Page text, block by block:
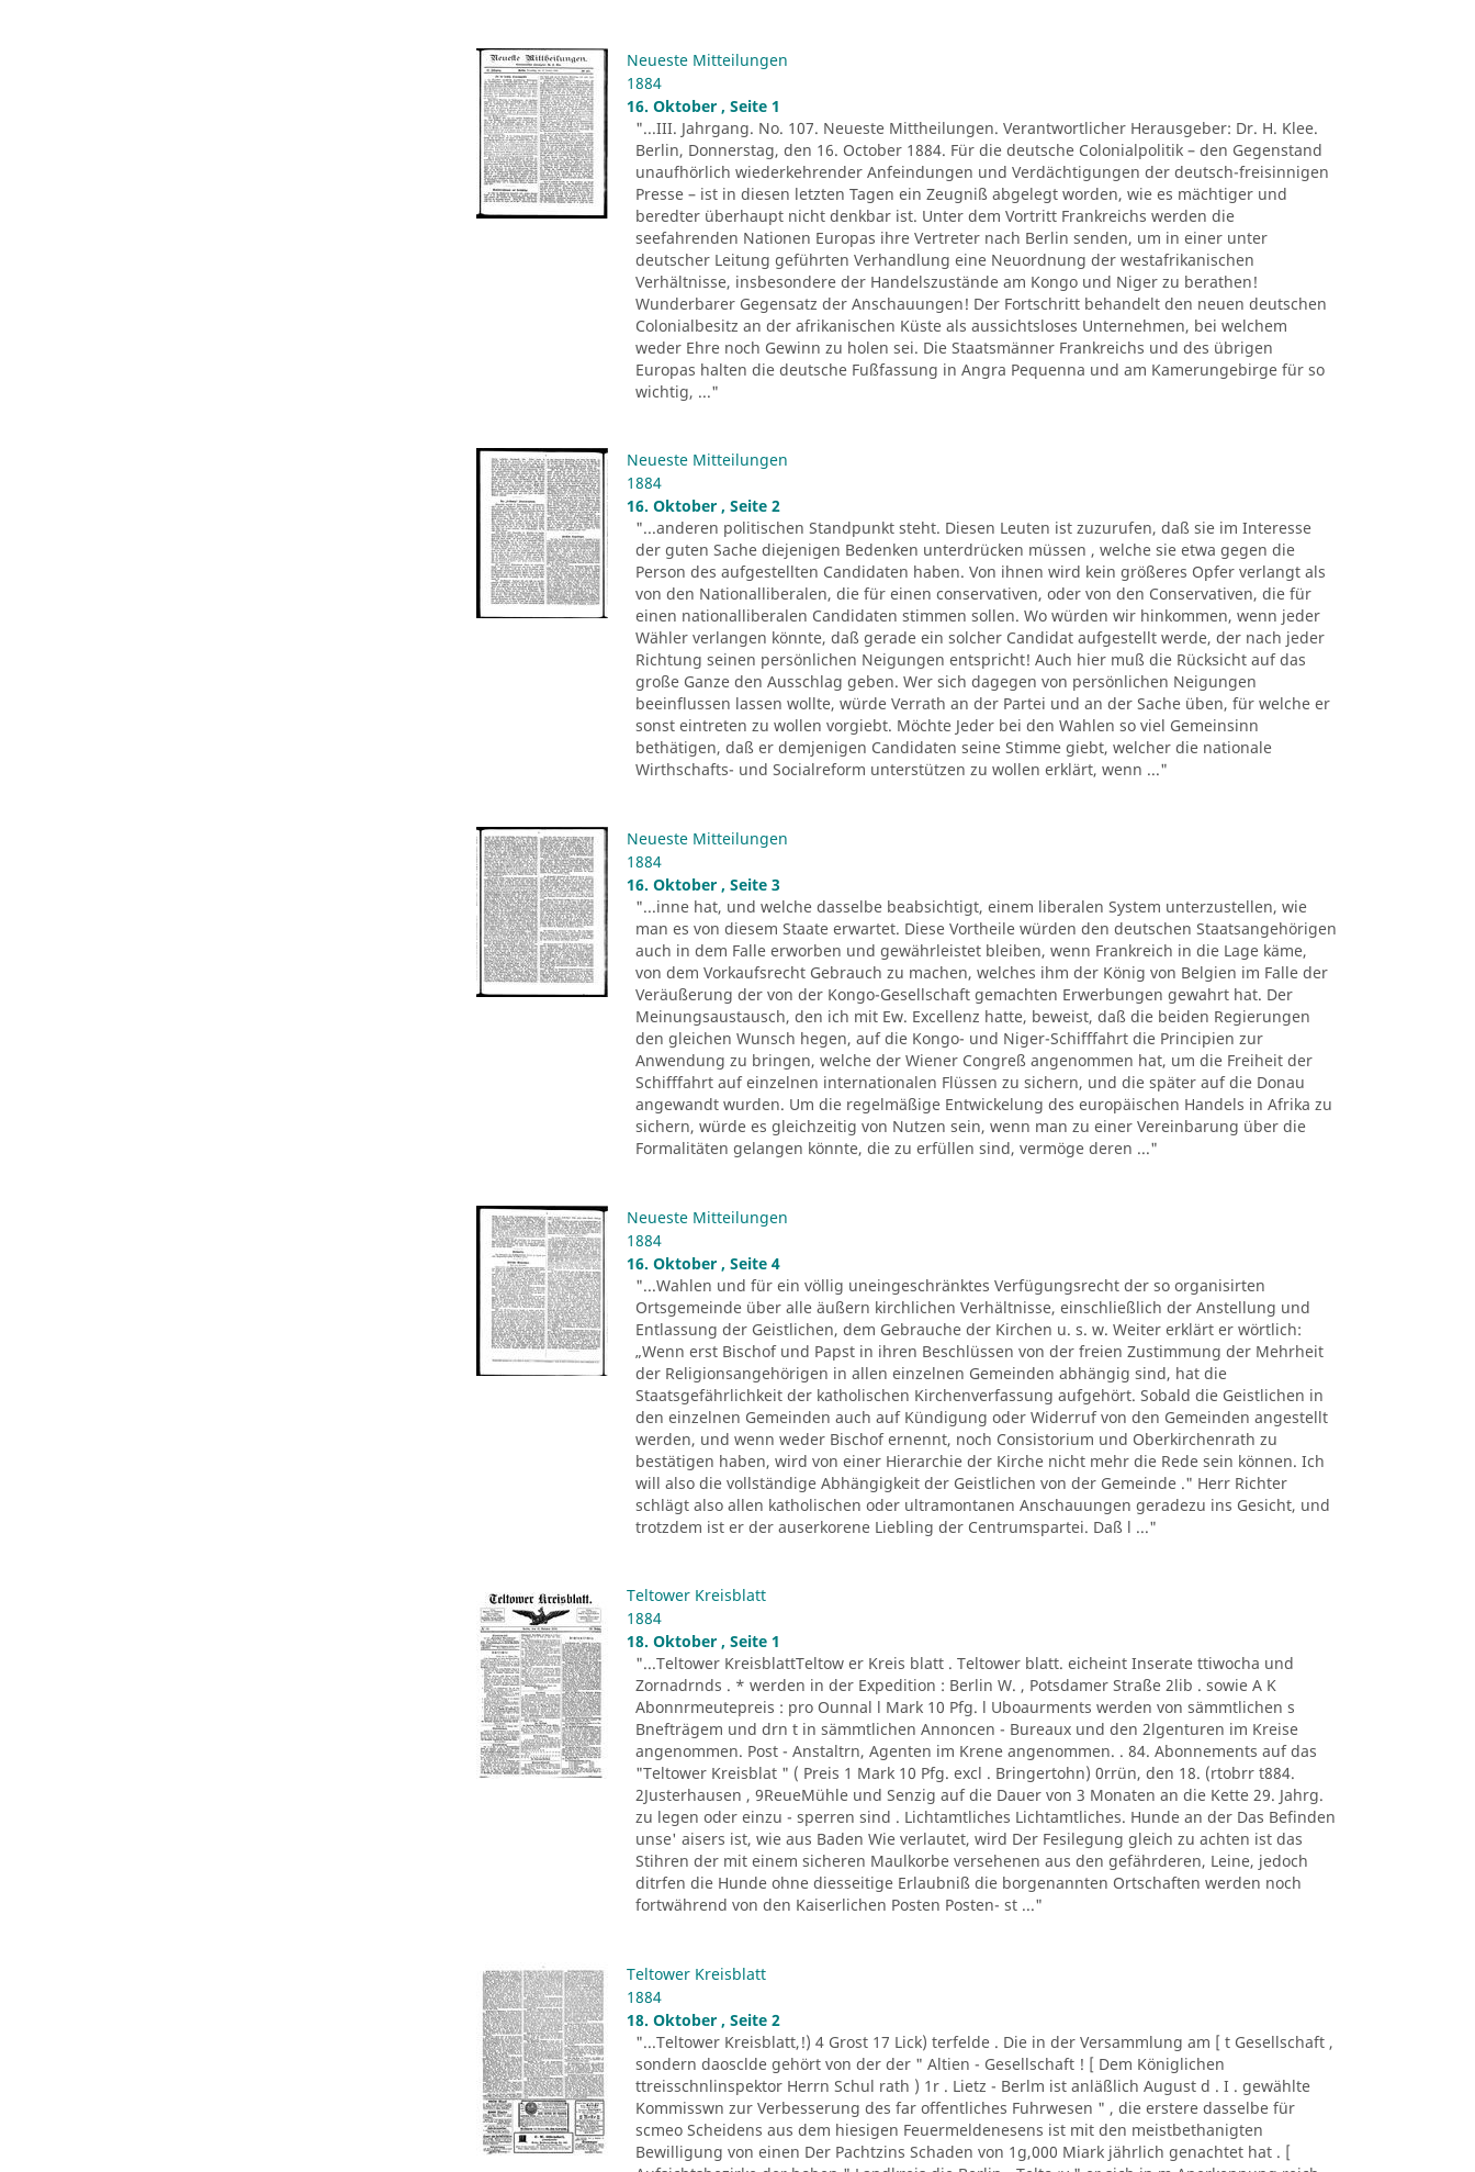
Neueste Mitteilungen
1884
16. Oktober , Seite 1
"...III. Jahrgang. No. 107. Neueste Mittheilungen. Verantwortlicher Herausgeber: Dr. H. Klee.
Berlin, Donnerstag, den 16. October 1884. Für die deutsche Colonialpolitik – den Gegenstand
unaufhörlich wiederkehrender Anfeindungen und Verdächtigungen der deutsch-freisinnigen
Presse – ist in diesen letzten Tagen ein Zeugniß abgelegt worden, wie es mächtiger und
beredter überhaupt nicht denkbar ist. Unter dem Vortritt Frankreichs werden die
seefahrenden Nationen Europas ihre Vertreter nach Berlin senden, um in einer unter
deutscher Leitung geführten Verhandlung eine Neuordnung der westafrikanischen
Verhältnisse, insbesondere der Handelszustände am Kongo und Niger zu berathen!
Wunderbarer Gegensatz der Anschauungen! Der Fortschritt behandelt den neuen deutschen
Colonialbesitz an der afrikanischen Küste als aussichtsloses Unternehmen, bei welchem
weder Ehre noch Gewinn zu holen sei. Die Staatsmänner Frankreichs und des übrigen
Europas halten die deutsche Fußfassung in Angra Pequenna und am Kamerungebirge für so
wichtig, ..."
Neueste Mitteilungen
1884
16. Oktober , Seite 2
"...anderen politischen Standpunkt steht. Diesen Leuten ist zuzurufen, daß sie im Interesse
der guten Sache diejenigen Bedenken unterdrücken müssen , welche sie etwa gegen die
Person des aufgestellten Candidaten haben. Von ihnen wird kein größeres Opfer verlangt als
von den Nationalliberalen, die für einen conservativen, oder von den Conservativen, die für
einen nationalliberalen Candidaten stimmen sollen. Wo würden wir hinkommen, wenn jeder
Wähler verlangen könnte, daß gerade ein solcher Candidat aufgestellt werde, der nach jeder
Richtung seinen persönlichen Neigungen entspricht! Auch hier muß die Rücksicht auf das
große Ganze den Ausschlag geben. Wer sich dagegen von persönlichen Neigungen
beeinflussen lassen wollte, würde Verrath an der Partei und an der Sache üben, für welche er
sonst eintreten zu wollen vorgiebt. Möchte Jeder bei den Wahlen so viel Gemeinsinn
bethätigen, daß er demjenigen Candidaten seine Stimme giebt, welcher die nationale
Wirthschafts- und Socialreform unterstützen zu wollen erklärt, wenn ..."
Neueste Mitteilungen
1884
16. Oktober , Seite 3
"...inne hat, und welche dasselbe beabsichtigt, einem liberalen System unterzustellen, wie
man es von diesem Staate erwartet. Diese Vortheile würden den deutschen Staatsangehörigen
auch in dem Falle erworben und gewährleistet bleiben, wenn Frankreich in die Lage käme,
von dem Vorkaufsrecht Gebrauch zu machen, welches ihm der König von Belgien im Falle der
Veräußerung der von der Kongo-Gesellschaft gemachten Erwerbungen gewahrt hat. Der
Meinungsaustausch, den ich mit Ew. Excellenz hatte, beweist, daß die beiden Regierungen
den gleichen Wunsch hegen, auf die Kongo- und Niger-Schifffahrt die Principien zur
Anwendung zu bringen, welche der Wiener Congreß angenommen hat, um die Freiheit der
Schifffahrt auf einzelnen internationalen Flüssen zu sichern, und die später auf die Donau
angewandt wurden. Um die regelmäßige Entwickelung des europäischen Handels in Afrika zu
sichern, würde es gleichzeitig von Nutzen sein, wenn man zu einer Vereinbarung über die
Formalitäten gelangen könnte, die zu erfüllen sind, vermöge deren ..."
Neueste Mitteilungen
1884
16. Oktober , Seite 4
"...Wahlen und für ein völlig uneingeschränktes Verfügungsrecht der so organisirten
Ortsgemeinde über alle äußern kirchlichen Verhältnisse, einschließlich der Anstellung und
Entlassung der Geistlichen, dem Gebrauche der Kirchen u. s. w. Weiter erklärt er wörtlich:
„Wenn erst Bischof und Papst in ihren Beschlüssen von der freien Zustimmung der Mehrheit
der Religionsangehörigen in allen einzelnen Gemeinden abhängig sind, hat die
Staatsgefährlichkeit der katholischen Kirchenverfassung aufgehört. Sobald die Geistlichen in
den einzelnen Gemeinden auch auf Kündigung oder Widerruf von den Gemeinden angestellt
werden, und wenn weder Bischof ernennt, noch Consistorium und Oberkirchenrath zu
bestätigen haben, wird von einer Hierarchie der Kirche nicht mehr die Rede sein können. Ich
will also die vollständige Abhängigkeit der Geistlichen von der Gemeinde ." Herr Richter
schlägt also allen katholischen oder ultramontanen Anschauungen geradezu ins Gesicht, und
trotzdem ist er der auserkorene Liebling der Centrumspartei. Daß l ..."
Teltower Kreisblatt
1884
18. Oktober , Seite 1
"...Teltower KreisblattTeltow er Kreis blatt . Teltower blatt. eicheint Inserate ttiwocha und
Zornadrnds . * werden in der Expedition : Berlin W. , Potsdamer Straße 2lib . sowie A K
Abonnrmeutepreis : pro Ounnal l Mark 10 Pfg. l Uboaurments werden von sämmtlichen s
Bnefträgem und drn t in sämmtlichen Annoncen - Bureaux und den 2lgenturen im Kreise
angenommen. Post - Anstaltrn, Agenten im Krene angenommen. . 84. Abonnements auf das
"Teltower Kreisblat " ( Preis 1 Mark 10 Pfg. excl . Bringertohn) 0rrün, den 18. (rtobrr t884.
2Justerhausen , 9ReueMühle und Senzig auf die Dauer von 3 Monaten an die Kette 29. Jahrg.
zu legen oder einzu - sperren sind . Lichtamtliches Lichtamtliches. Hunde an der Das Befinden
unse' aisers ist, wie aus Baden Wie verlautet, wird Der Fesilegung gleich zu achten ist das
Stihren der mit einem sicheren Maulkorbe versehenen aus den gefährderen, Leine, jedoch
ditrfen die Hunde ohne diesseitige Erlaubniß die borgenannten Ortschaften werden noch
fortwährend von den Kaiserlichen Posten Posten- st ..."
Teltower Kreisblatt
1884
18. Oktober , Seite 2
"...Teltower Kreisblatt,!) 4 Grost 17 Lick) terfelde . Die in der Versammlung am [ t Gesellschaft ,
sondern daosclde gehört von der der " Altien - Gesellschaft ! [ Dem Königlichen
ttreisschnlinspektor Herrn Schul rath ) 1r . Lietz - Berlm ist anläßlich August d . I . gewählte
Kommisswn zur Verbesserung des far offentliches Fuhrwesen " , die erstere dasselbe für
scmeo Scheidens aus dem hiesigen Feuermeldenesens ist mit den meistbethanigten
Bewilligung von einen Der Pachtzins Schaden von 1g,000 Miark jährlich genachtet hat . [